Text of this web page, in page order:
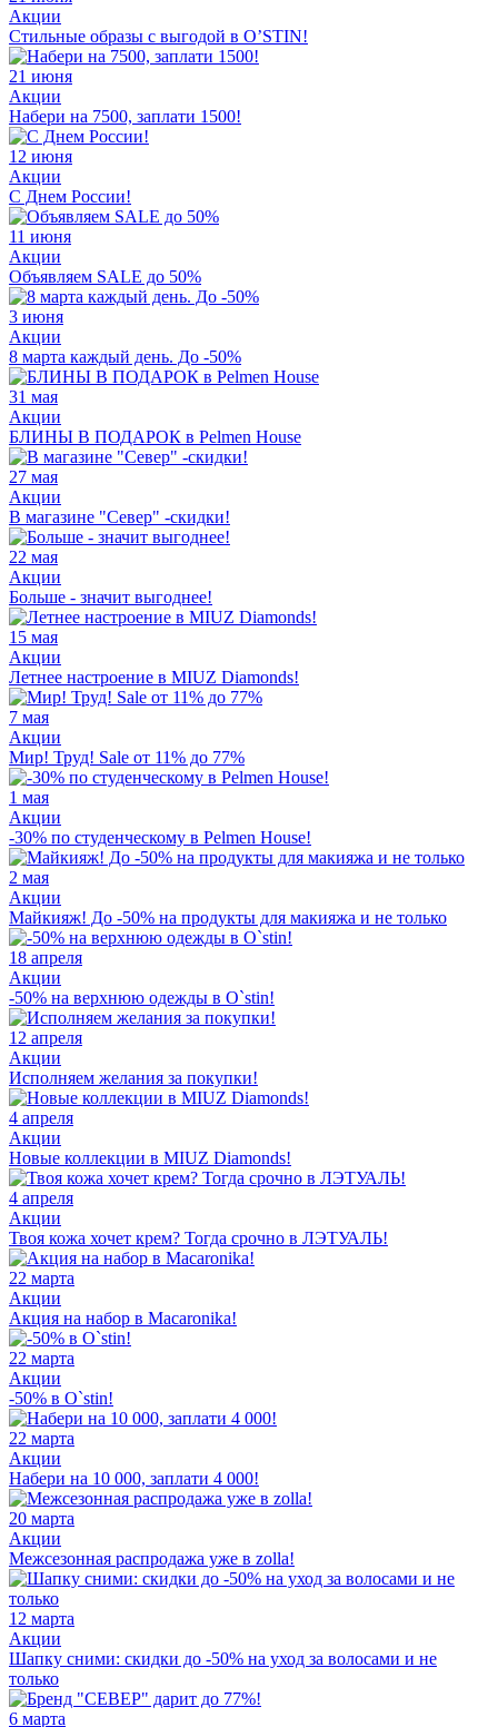
Акции
Стильные образы с выгодой в O’STIN!
21 июня
Акции
Набери на 7500, заплати 1500!
12 июня
Акции
С Днем России!
11 июня
Акции
Объявляем SALE до 50%
3 июня
Акции
8 марта каждый день. До -50%
31 мая
Акции
БЛИНЫ В ПОДАРОК в Pelmen House
27 мая
Акции
В магазине "Север" -скидки!
22 мая
Акции
Больше - значит выгоднее!
15 мая
Акции
Летнее настроение в MIUZ Diamonds!
7 мая
Акции
Мир! Труд! Sale от 11% до 77%
1 мая
Акции
-30% по студенческому в Pelmen House!
2 мая
Акции
Майкияж! До -50% на продукты для макияжа и не только
18 апреля
Акции
-50% на верхнюю одежды в O`stin!
12 апреля
Акции
Исполняем желания за покупки!
4 апреля
Акции
Новые коллекции в MIUZ Diamonds!
4 апреля
Акции
Твоя кожа хочет крем? Тогда срочно в ЛЭТУАЛЬ!
22 марта
Акции
Акция на набор в Macaronika!
22 марта
Акции
-50% в O`stin!
22 марта
Акции
Набери на 10 000, заплати 4 000!
20 марта
Акции
Межсезонная распродажа уже в zolla!
12 марта
Акции
Шапку сними: скидки до -50% на уход за волосами и не
только
6 марта